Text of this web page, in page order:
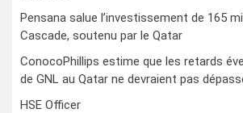
Pensana salue l’investissement de 165
Cascade, soutenu par le Qatar
ConocoPhillips estime que les retards
de GNL au Qatar ne devraient pas
HSE Officer